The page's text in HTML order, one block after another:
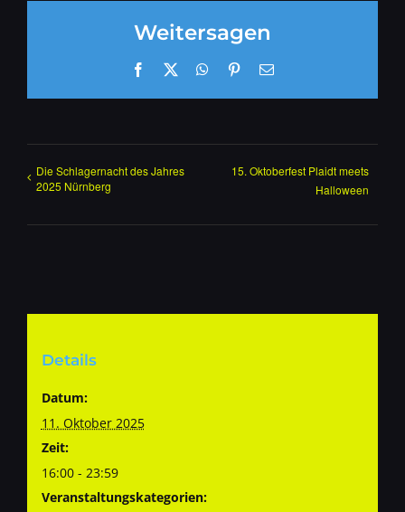
Weitersagen
Facebook WhatsApp
Pinterest
E-
Die Schlagernacht des Jahres
2025 Nürnberg
15. Oktoberfest Plaidt meets
Halloween
Details
Datum:
11. Oktober 2025
Zeit:
16:00 - 23:59
Veranstaltungskategorien: